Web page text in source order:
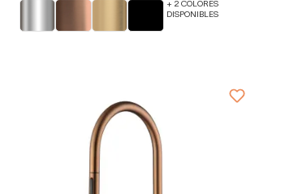
+ 2 COLORES
DISPONIBLES